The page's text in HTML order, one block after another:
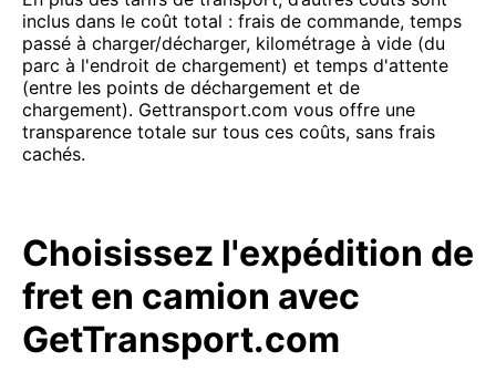
inclus dans le coût total : frais de commande, temps
passé à charger/décharger, kilométrage à vide (du
parc à l'endroit de chargement) et temps d'attente
(entre les points de déchargement et de
chargement). Gettransport.com vous offre une
transparence totale sur tous ces coûts, sans frais
cachés.
Choisissez l'expédition de
fret en camion avec
GetTransport.com